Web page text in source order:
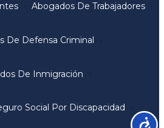
Abogados De Trabajadores
De Defensa Criminal
De Inmigración
Social Por Discapacidad